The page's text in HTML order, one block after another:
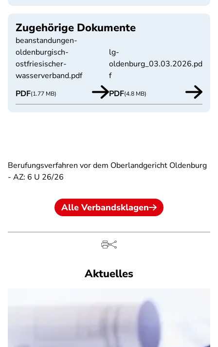
Zugehörige Dokumente
beanstandungen-
oldenburgisch-
ostfriesischer-
wasserverband.pdf
PDF(1.77 MB)
lg-
oldenburg_03.03.2026.pd
f
PDF(4.8 MB)
Berufungsverfahren vor dem Oberlandgericht Oldenburg
- AZ: 6 U 26/26
Alle Verbandsklagen
Aktuelles